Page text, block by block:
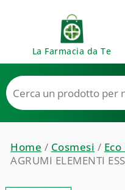
La Farmacia da Te
Home / Cosmesi /
AGRUMI ELEMENTI